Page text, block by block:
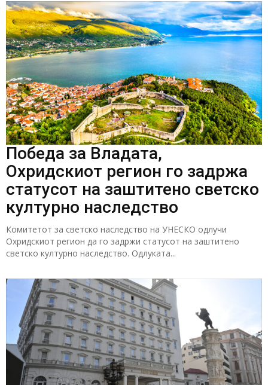
Победа за Владата,
Охридскиот регион го задржа
статусот на заштитено светско
културно наследство
Комитетот за светско наследство на УНЕСКО одлучи
Охридскиот регион да го задржи статусот на заштитено
светско културно наследство. Одлуката...